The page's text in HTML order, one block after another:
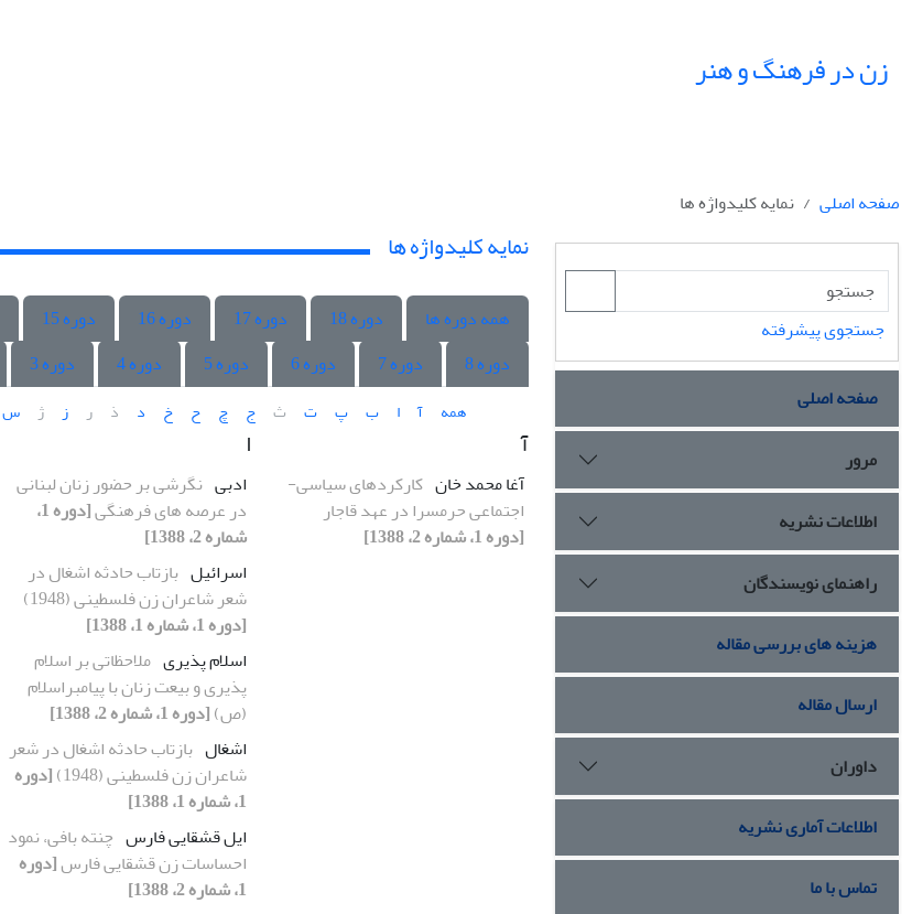
زن در فرهنگ و هنر
صفحه اصلی نمایه کلیدواژه ها
جستجوی پیشرفته
صفحه اصلی
مرور
اطلاعات نشریه
راهنمای نویسندگان
هزینه های بررسی مقاله
ارسال مقاله
داوران
اطلاعات آماری نشریه
تماس با ما
نمایه کلیدواژه ها
همه دوره ها دوره 18 دوره 17 دوره 16 دوره 15
دوره 8
دوره 7 دوره 6 دوره 5 دوره 4 دوره 3
همه آ ا ب پ ت ث ج چ ح خ د ذ ر ز ژ س
آ
آغا محمد خان کارکردهای سیاسی-
اجتماعی حرمسرا در عهد قاجار
[دوره 1، شماره 2، 1388]
ا
ادبی نگرشی بر حضور زنان لبنانی
در عرصه های فرهنگی
[دوره 1،
شماره 2، 1388]
اسرائیل بازتاب حادثه اشغال در
شعر شاعران زن فلسطینی (1948)
[دوره 1، شماره 1، 1388]
اسلام پذیری ملاحظاتی بر اسلام
پذیری و بیعت زنان با پیامبراسلام
(ص)[دوره 1، شماره 2، 1388]
اشغال بازتاب حادثه اشغال در شعر
شاعران زن فلسطینی (1948)
[دوره
1، شماره 1، 1388]
ایل قشقایی فارس چنته بافی، نمود
احساسات زن قشقایی فارس[دوره
1، شماره 2، 1388]